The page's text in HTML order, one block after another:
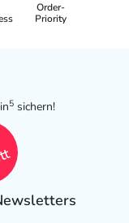
Order-
Priority
5 sichern!